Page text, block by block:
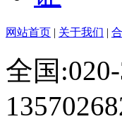
网站首页 | 关于我们 |
全国